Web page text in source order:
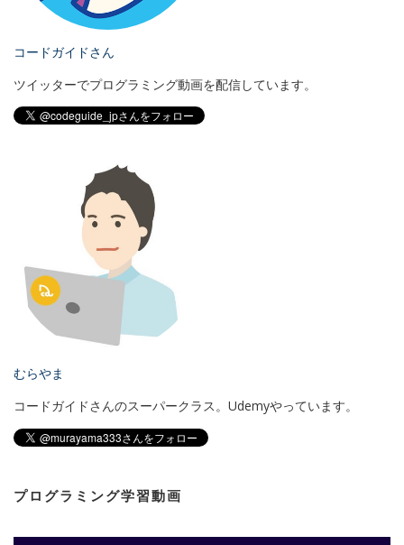
コードガイドさん
ツイッターでプログラミング動画を配信しています。
むらやま
コードガイドさんのスーパークラス。Udemyやっています。
プログラミング学習動画